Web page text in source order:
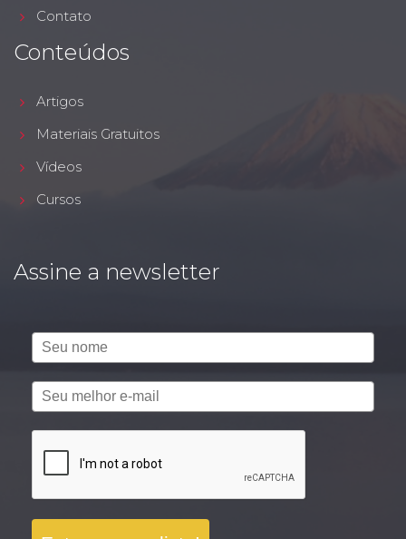
Contato
Conteúdos
Artigos
Materiais Gratuitos
Vídeos
Cursos
Assine a newsletter